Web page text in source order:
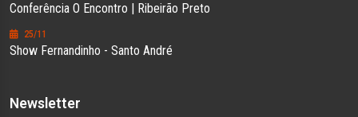
Conferência O Encontro | Ribeirão Preto
25/11
Show Fernandinho - Santo André
Newsletter